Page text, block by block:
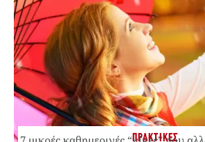
ΠΡΑΚΤΙΚΕΣ